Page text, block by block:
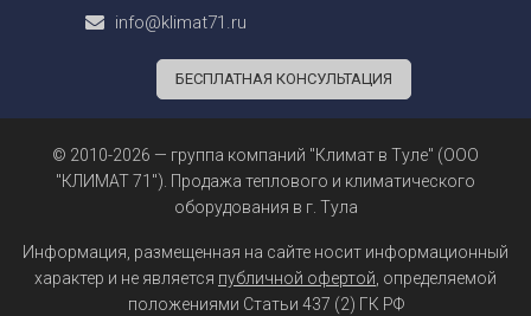
info@klimat71.ru
БЕСПЛАТНАЯ КОНСУЛЬТАЦИЯ
© 2010-2026 — группа компаний "Климат в Туле" (ООО
"КЛИМАТ 71"). Продажа теплового и климатического
оборудования в г. Тула
Информация, размещенная на сайте носит информационный
характер и не является публичной офертой , определяемой
положениями Статьи 437 (2) ГК РФ